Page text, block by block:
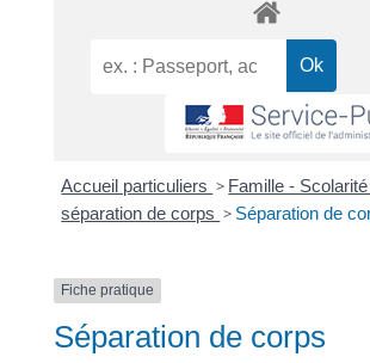
Accueil particuliers > Famille - Scolarité
séparation de corps > Séparation de
Fiche pratique
Séparation de corps